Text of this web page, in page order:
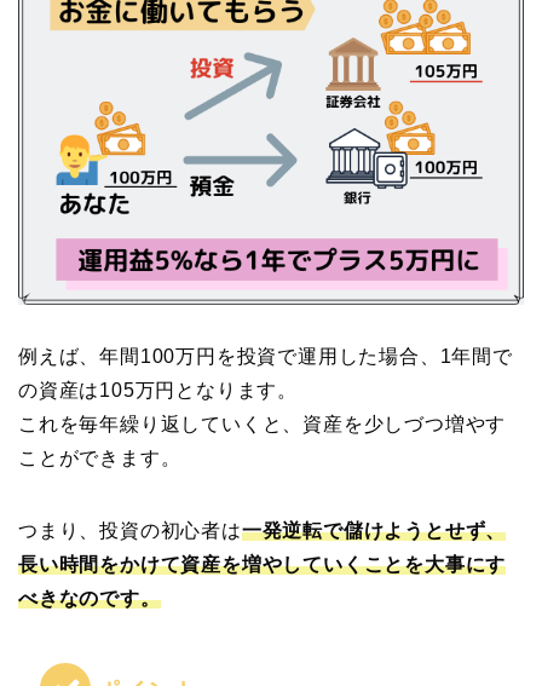
例えば、年間100万円を投資で運用した場合、1年間で
の資産は105万円となります。
これを毎年繰り返していくと、資産を少しづつ増やす
ことができます。
つまり、投資の初心者は一発逆転で儲けようとせず、
長い時間をかけて資産を増やしていくことを大事にす
べきなのです。